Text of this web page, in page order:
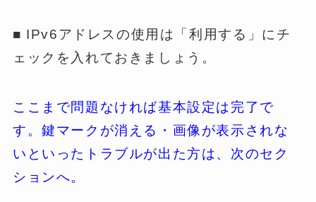
■ IPv6アドレスの使用は「利用する」にチ
ェックを入れておきましょう。
ここまで問題なければ基本設定は完了で
す。鍵マークが消える・画像が表示されな
いといったトラブルが出た方は、次のセク
ションへ。